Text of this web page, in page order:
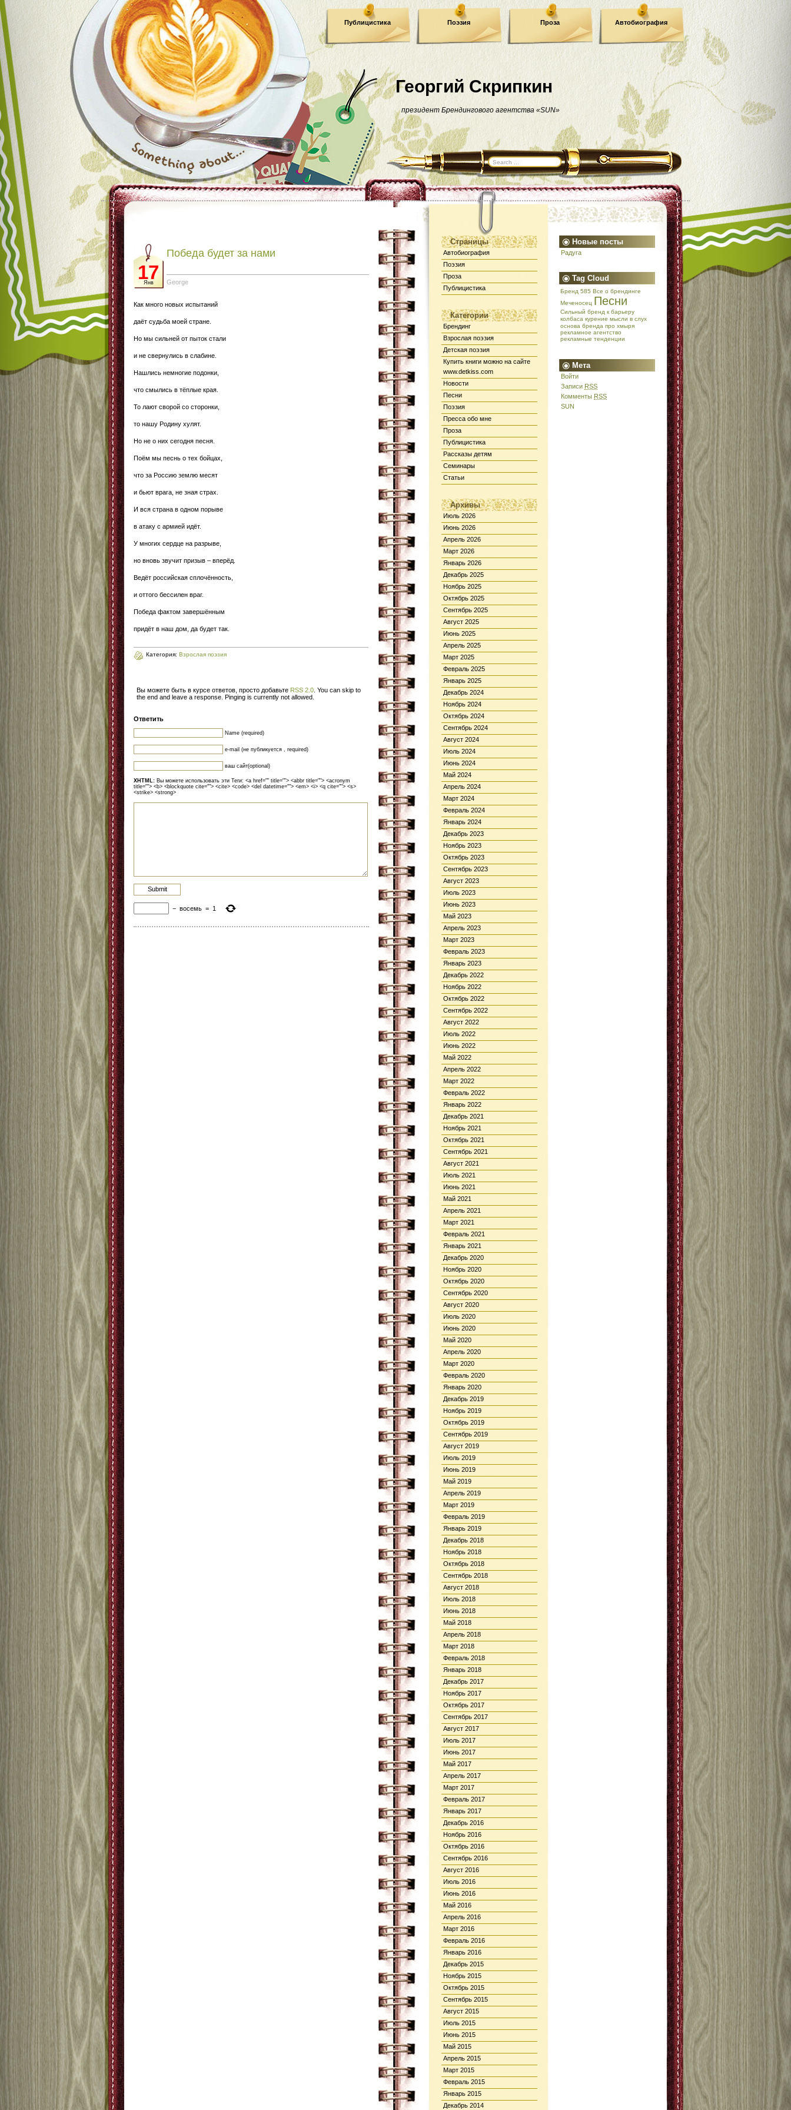
Георгий Скрипкин
президент Брендингового агентства «SUN»
Публицистика Поэзия Проза Автобиография
Страницы
Автобиография
Поэзия
Проза
Публицистика
Категории
Брендинг
Взрослая поэзия
Детская поэзия
Купить книги можно на сайте
www.detkiss.com
Новости
Песни
Поэзия
Пресса обо мне
Проза
Публицистика
Рассказы детям
Семинары
Статьи
Архивы
Июль 2026
Июнь 2026
Апрель 2026
Март 2026
Январь 2026
Декабрь 2025
Ноябрь 2025
Октябрь 2025
Сентябрь 2025
Август 2025
Июнь 2025
Апрель 2025
Март 2025
Февраль 2025
Январь 2025
Декабрь 2024
Ноябрь 2024
Октябрь 2024
Сентябрь 2024
Август 2024
Июль 2024
Июнь 2024
Май 2024
Апрель 2024
Март 2024
Февраль 2024
Январь 2024
Декабрь 2023
Ноябрь 2023
Октябрь 2023
Сентябрь 2023
Август 2023
Июль 2023
Июнь 2023
Май 2023
Апрель 2023
Март 2023
Февраль 2023
Январь 2023
Декабрь 2022
Ноябрь 2022
Октябрь 2022
Сентябрь 2022
Август 2022
Июль 2022
Июнь 2022
Май 2022
Апрель 2022
Март 2022
Февраль 2022
Январь 2022
Декабрь 2021
Ноябрь 2021
Октябрь 2021
Сентябрь 2021
Август 2021
Июль 2021
Июнь 2021
Май 2021
Апрель 2021
Март 2021
Февраль 2021
Январь 2021
Декабрь 2020
Ноябрь 2020
Октябрь 2020
Сентябрь 2020
Август 2020
Июль 2020
Июнь 2020
Май 2020
Апрель 2020
Март 2020
Февраль 2020
Январь 2020
Декабрь 2019
Ноябрь 2019
Октябрь 2019
Сентябрь 2019
Август 2019
Июль 2019
Июнь 2019
Май 2019
Апрель 2019
Март 2019
Февраль 2019
Январь 2019
Декабрь 2018
Ноябрь 2018
Октябрь 2018
Сентябрь 2018
Август 2018
Июль 2018
Июнь 2018
Май 2018
Апрель 2018
Март 2018
Февраль 2018
Январь 2018
Декабрь 2017
Ноябрь 2017
Октябрь 2017
Сентябрь 2017
Август 2017
Июль 2017
Июнь 2017
Май 2017
Апрель 2017
Март 2017
Февраль 2017
Январь 2017
Декабрь 2016
Ноябрь 2016
Октябрь 2016
Сентябрь 2016
Август 2016
Июль 2016
Июнь 2016
Май 2016
Апрель 2016
Март 2016
Февраль 2016
Январь 2016
Декабрь 2015
Ноябрь 2015
Октябрь 2015
Сентябрь 2015
Август 2015
Июль 2015
Июнь 2015
Май 2015
Апрель 2015
Март 2015
Февраль 2015
Январь 2015
Декабрь 2014
Новые посты
Радуга
Tag Cloud
Бренд 585 Все о брендинге
Меченосец Песни
Сильный бренд к барьеру
колбаса курение мысли в слух
основа бренда про хмыря
рекламное агентство
рекламные тенденции
Мета
Войти
Записи RSS
Комменты RSS
SUN
17
Янв
Победа будет за нами
George
Как много новых испытаний
даёт судьба моей стране.
Но мы сильней от пыток стали
и не свернулись в слабине.
Нашлись немногие подонки,
что смылись в тёплые края.
То лают сворой со сторонки,
то нашу Родину хулят.
Но не о них сегодня песня.
Поём мы песнь о тех бойцах,
что за Россию землю месят
и бьют врага, не зная страх.
И вся страна в одном порыве
в атаку с армией идёт.
У многих сердце на разрыве,
но вновь звучит призыв – вперёд.
Ведёт российская сплочённость,
и оттого бессилен враг.
Победа фактом завершённым
придёт в наш дом, да будет так.
Категория: Взрослая поэзия
Вы можете быть в курсе ответов, просто добавьте RSS 2.0 . You can skip to
the end and leave a response. Pinging is currently not allowed.
Ответить
Name (required)
e-mail (не публикуется , required)
ваш сайт(optional)
XHTML: Вы можете использовать эти Теги: <a href="" title=""> <abbr title=""> <acronym
title=""> <b> <blockquote cite=""> <cite> <code> <del datetime=""> <em> <i> <q cite=""> <s>
<strike> <strong>
− восемь = 1